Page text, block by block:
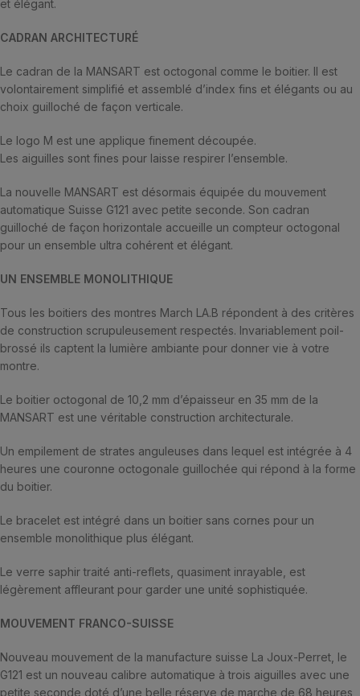
et élégant.
CADRAN ARCHITECTURÉ
Le cadran de la MANSART est octogonal comme le boitier. Il est
volontairement simplifié et assemblé d’index fins et élégants ou au
choix guilloché de façon verticale.
Le logo M est une applique finement découpée.
Les aiguilles sont fines pour laisse respirer l’ensemble.
La nouvelle MANSART est désormais équipée du mouvement
automatique Suisse G121 avec petite seconde. Son cadran
guilloché de façon horizontale accueille un compteur octogonal
pour un ensemble ultra cohérent et élégant.
UN ENSEMBLE MONOLITHIQUE
Tous les boitiers des montres March LA.B répondent à des critères
de construction scrupuleusement respectés. Invariablement poil-
brossé ils captent la lumière ambiante pour donner vie à votre
montre.
Le boitier octogonal de 10,2 mm d’épaisseur en 35 mm de la
MANSART est une véritable construction architecturale.
Un empilement de strates anguleuses dans lequel est intégrée à 4
heures une couronne octogonale guillochée qui répond à la forme
du boitier.
Le bracelet est intégré dans un boitier sans cornes pour un
ensemble monolithique plus élégant.
Le verre saphir traité anti-reflets, quasiment inrayable, est
légèrement affleurant pour garder une unité sophistiquée.
MOUVEMENT FRANCO-SUISSE
Nouveau mouvement de la manufacture suisse La Joux-Perret, le
G121 est un nouveau calibre automatique à trois aiguilles avec une
petite seconde doté d’une belle réserve de marche de 68 heures